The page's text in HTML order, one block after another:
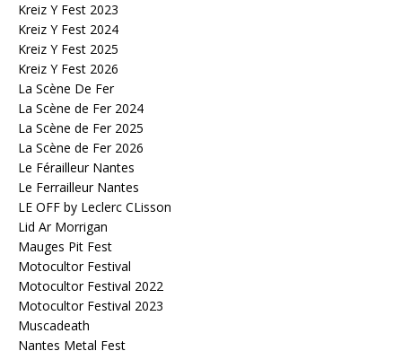
Kreiz Y Fest 2023
Kreiz Y Fest 2024
Kreiz Y Fest 2025
Kreiz Y Fest 2026
La Scène De Fer
La Scène de Fer 2024
La Scène de Fer 2025
La Scène de Fer 2026
Le Férailleur Nantes
Le Ferrailleur Nantes
LE OFF by Leclerc CLisson
Lid Ar Morrigan
Mauges Pit Fest
Motocultor Festival
Motocultor Festival 2022
Motocultor Festival 2023
Muscadeath
Nantes Metal Fest